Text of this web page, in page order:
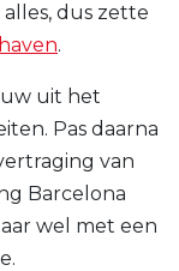
dus zette
.
uit het
Pas daarna
van
Barcelona
wel met een